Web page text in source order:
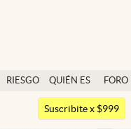
RIESGO
QUIÉN ES
QUIÉN
FORO
Argentina
Suscribite x $999